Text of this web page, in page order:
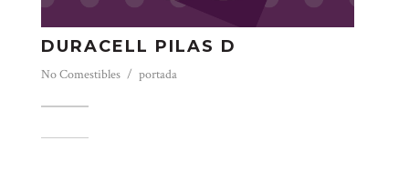
DURACELL PILAS D
No Comestibles / portada